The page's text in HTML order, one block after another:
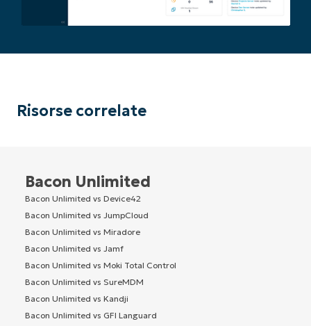
Risorse correlate
Bacon Unlimited
Bacon Unlimited vs Device42
Bacon Unlimited vs JumpCloud
Bacon Unlimited vs Miradore
Bacon Unlimited vs Jamf
Bacon Unlimited vs Moki Total Control
Bacon Unlimited vs SureMDM
Bacon Unlimited vs Kandji
Bacon Unlimited vs GFI Languard